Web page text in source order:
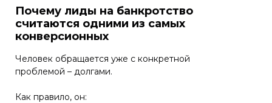
Почему лиды на банкротство
считаются одними из самых
конверсионных
Человек обращается уже с конкретной
проблемой – долгами.
Как правило, он: